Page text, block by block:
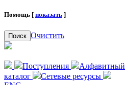
Помощь [ показать ]
Поиск Очистить
Поступления Алфавитный
каталог
Сетевые ресурсы